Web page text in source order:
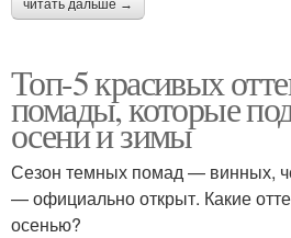
читать дальше →
Топ-5 красивых
помады, которые
осени и зимы
Сезон темных помад — винных,
— официально открыт. Какие
осенью?